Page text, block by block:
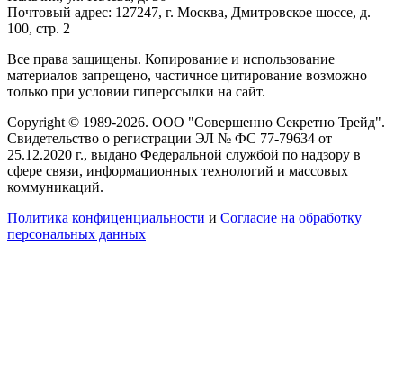
Почтовый адрес: 127247, г. Москва, Дмитровское шоссе, д.
100, стр. 2
Все права защищены. Копирование и использование
материалов запрещено, частичное цитирование возможно
только при условии гиперссылки на сайт.
Copyright © 1989-2026. ООО "Совершенно Секретно Трейд".
Свидетельство о регистрации ЭЛ № ФС 77-79634 от
25.12.2020 г., выдано Федеральной службой по надзору в
сфере связи, информационных технологий и массовых
коммуникаций.
Политика конфиценциальности и Согласие на обработку
персональных данных